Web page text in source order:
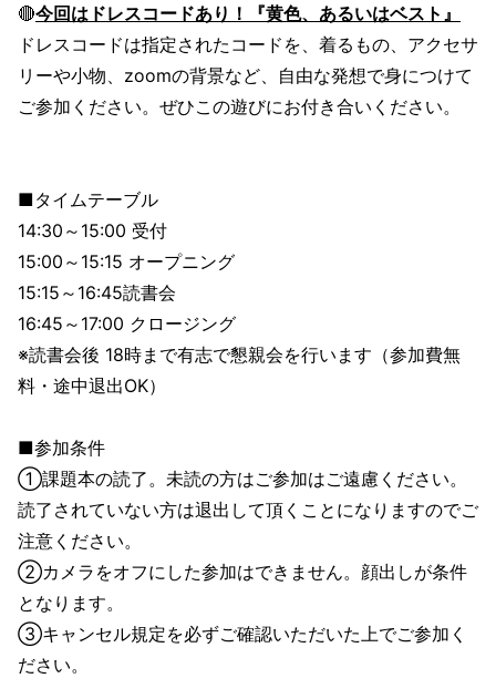
🔴今回はドレスコードあり！『黄色、あるいはベスト』
ドレスコードは指定されたコードを、着るもの、アクセサ
リーや小物、zoomの背景など、自由な発想で身につけて
ご参加ください。ぜひこの遊びにお付き合いください。
■タイムテーブル
14:30～15:00 受付
15:00～15:15 オープニング
15:15～16:45読書会
16:45～17:00 クロージング
※読書会後 18時まで有志で懇親会を行います（参加費無
料・途中退出OK）
■参加条件
①課題本の読了。未読の方はご参加はご遠慮ください。
読了されていない方は退出して頂くことになりますのでご
注意ください。
②カメラをオフにした参加はできません。顔出しが条件
となります。
③キャンセル規定を必ずご確認いただいた上でご参加く
ださい。